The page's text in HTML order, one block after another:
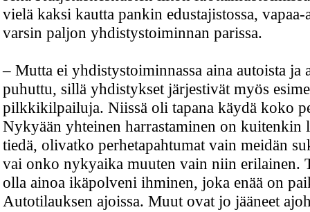
vielä kaksi kautta pankin edustajistossa,
varsin paljon yhdistystoiminnan parissa.
– Mutta ei yhdistystoiminnassa aina autoista ja
puhuttu, sillä yhdistykset järjestivät myös
pilkkikilpailuja. Niissä oli tapana käydä koko
Nykyään yhteinen harrastaminen on kuitenkin
tiedä, olivatko perhetapahtumat vain meidän
vai onko nykyaika muuten vain niin erilainen.
olla ainoa ikäpolveni ihminen, joka enää on
Autotilauksen ajoissa. Muut ovat jo jääneet